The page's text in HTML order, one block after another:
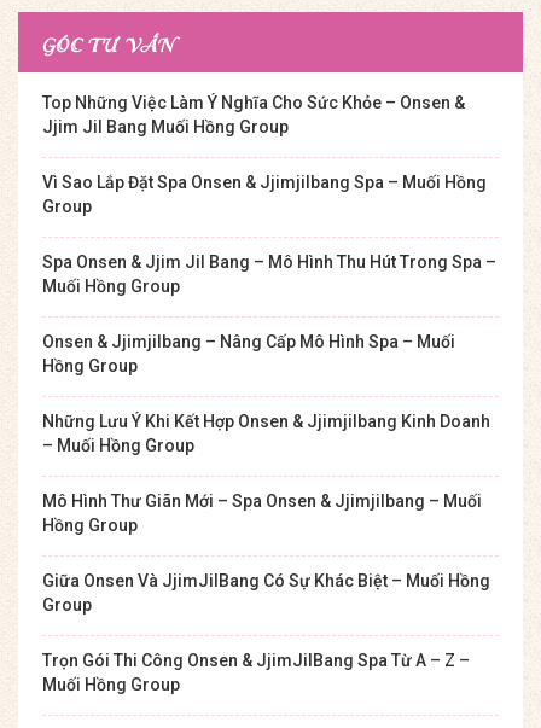
Spa – Muối Hồng Group
GÓC TƯ VẤN
Top Những Việc Làm Ý Nghĩa Cho Sức Khỏe – Onsen &
Jjim Jil Bang Muối Hồng Group
Vì Sao Lắp Đặt Spa Onsen & Jjimjilbang Spa – Muối Hồng
Group
Spa Onsen & Jjim Jil Bang – Mô Hình Thu Hút Trong Spa –
Muối Hồng Group
Onsen & Jjimjilbang – Nâng Cấp Mô Hình Spa – Muối
Hồng Group
Những Lưu Ý Khi Kết Hợp Onsen & Jjimjilbang Kinh Doanh
– Muối Hồng Group
Mô Hình Thư Giãn Mới – Spa Onsen & Jjimjilbang – Muối
Hồng Group
Giữa Onsen Và JjimJilBang Có Sự Khác Biệt – Muối Hồng
Group
Trọn Gói Thi Công Onsen & JjimJilBang Spa Từ A – Z –
Muối Hồng Group